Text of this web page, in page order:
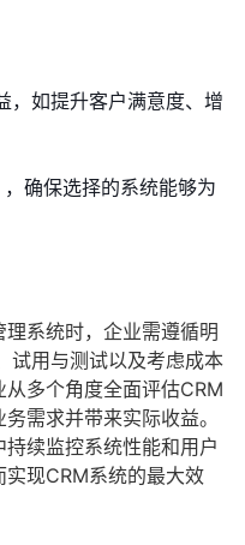
，如提升客户满意度、增
确保选择的系统能够为
系统时，企业需遵循明
试用与测试以及考虑成本
多个角度全面评估CRM
需求并带来实际收益。
续监控系统性能和用户
现CRM系统的最大效